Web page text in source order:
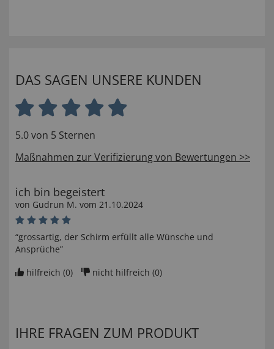
DAS SAGEN UNSERE KUNDEN
5.0 von 5 Sternen
Maßnahmen zur Verifizierung von Bewertungen >>
ich bin begeistert
von Gudrun M. vom 21.10.2024
“grossartig, der Schirm erfüllt alle Wünsche und
Ansprüche”
hilfreich (0) nicht hilfreich (0)
IHRE FRAGEN ZUM PRODUKT